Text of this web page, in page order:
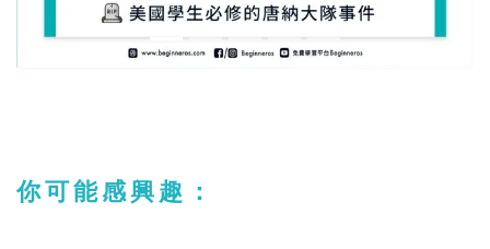
你可能感興趣：